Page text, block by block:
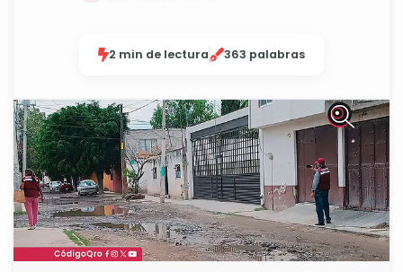
2 min de lectura 363 palabras